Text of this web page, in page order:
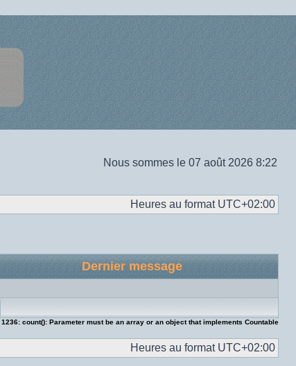
Nous sommes le 07 août 2026 8:22
Heures au format UTC+02:00
Dernier message
1236: count(): Parameter must be an array or an object that implements Countable
Heures au format UTC+02:00